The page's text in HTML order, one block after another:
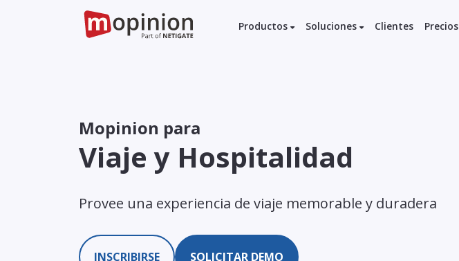
Productos Soluciones Clientes Precios
Mopinion para
Viaje y Hospitalidad
Provee una experiencia de viaje memorable y duradera
INSCRIBIRSE SOLICITAR DEMO